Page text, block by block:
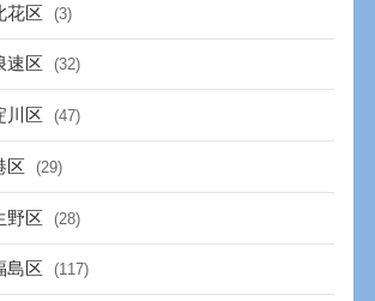
花区 (3)
速区 (32)
川区 (47)
区 (29)
野区 (28)
島区 (117)